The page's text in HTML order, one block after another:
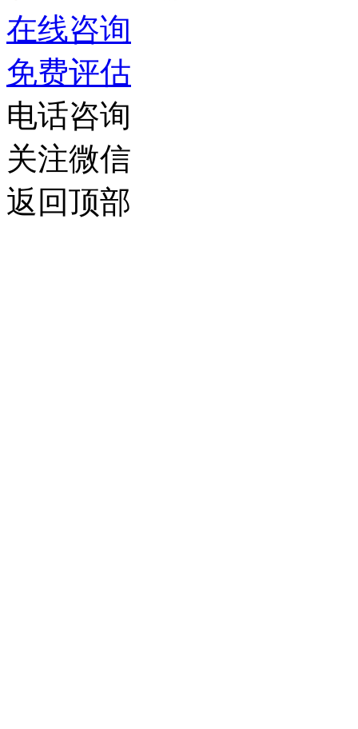
在线咨询
免费评估
电话咨询
关注微信
返回顶部